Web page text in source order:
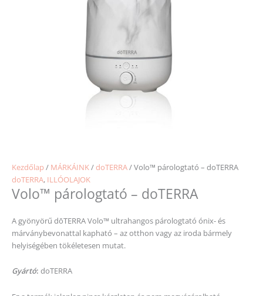
Kezdőlap / MÁRKÁINK/doTERRA/ Volo™ párologtató – doTERRA
doTERRA, ILLÓOLAJOK
Volo™ párologtató – doTERRA
A gyönyörű dōTERRA Volo™ ultrahangos párologtató ónix- és
márványbevonattal kapható – az otthon vagy az iroda bármely
helyiségében tökéletesen mutat.
Gyártó: doTERRA